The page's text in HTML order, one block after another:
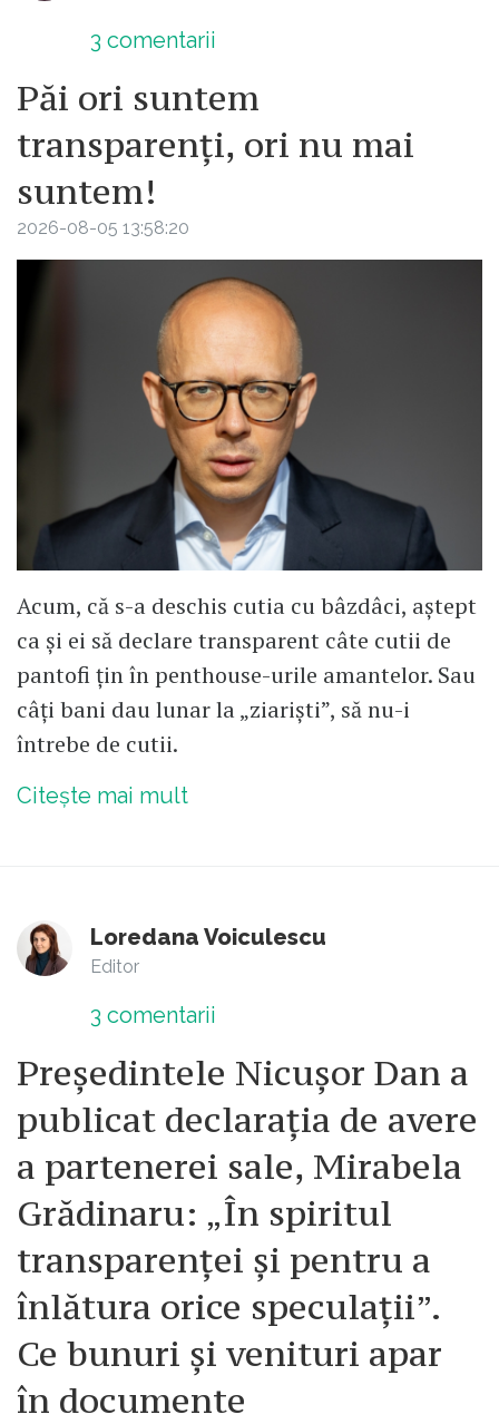
3 comentarii
Păi ori suntem
transparenți, ori nu mai
suntem!
2026-08-05 13:58:20
Acum, că s-a deschis cutia cu bâzdâci, aștept
ca și ei să declare transparent câte cutii de
pantofi țin în penthouse-urile amantelor. Sau
câți bani dau lunar la „ziariști”, să nu-i
întrebe de cutii.
Citește mai mult
Loredana Voiculescu
Editor
3 comentarii
Președintele Nicușor Dan a
publicat declarația de avere
a partenerei sale, Mirabela
Grădinaru: „În spiritul
transparenței și pentru a
înlătura orice speculații”.
Ce bunuri și venituri apar
în documente